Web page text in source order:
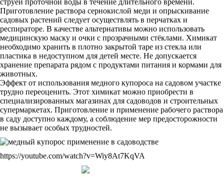
струёй проточной воды в течение длительного времени.
Приготовление раствора сернокислой меди и опрыскивание
садовых растений следует осуществлять в перчатках и
респираторе. В качестве альтернативы можно использовать
медицинскую маску и очки с прозрачными стёклами. Химикат
необходимо хранить в плотно закрытой таре из стекла или
пластика в недоступном для детей месте. Не допускается
хранение препарата рядом с продуктами питания и кормами для
животных.
Эффект от использования медного купороса на садовом участке
трудно переоценить. Этот химикат можно приобрести в
специализированных магазинах для садоводов и строительных
супермаркетах. Приготовление и применение рабочего раствора
в саду доступно каждому, а соблюдение мер предосторожности
не вызывает особых трудностей.
https://youtube.com/watch?v=Wiy8At7KqVA